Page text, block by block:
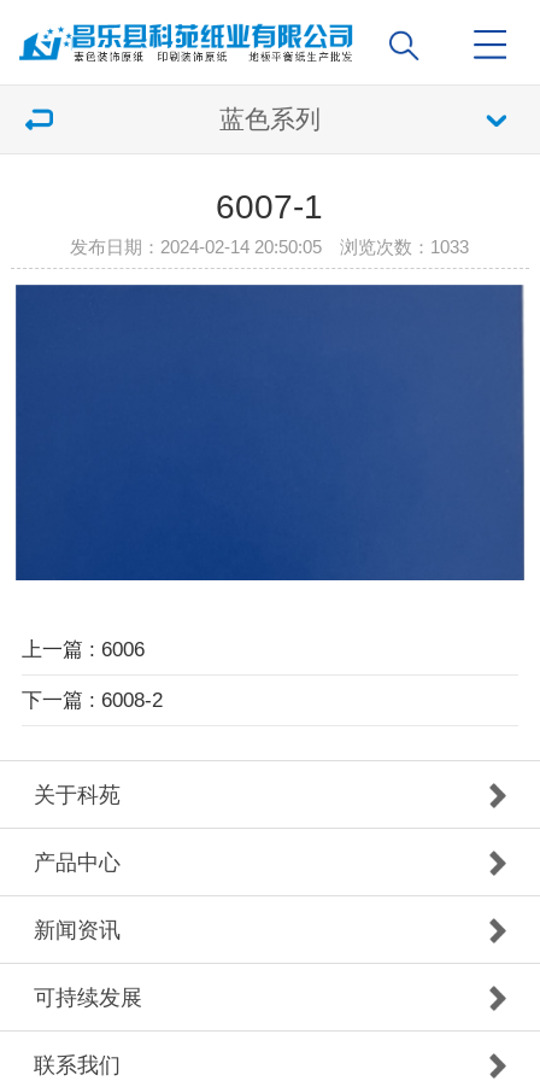
蓝色系列
6007-1
发布日期：2024-02-14 20:50:05 浏览次数： 1033
上一篇 : 6006
下一篇 : 6008-2
关于科苑
产品中心
新闻资讯
可持续发展
联系我们